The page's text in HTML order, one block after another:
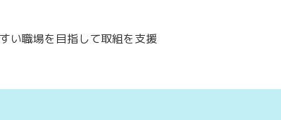
い職場を目指して取組を支援